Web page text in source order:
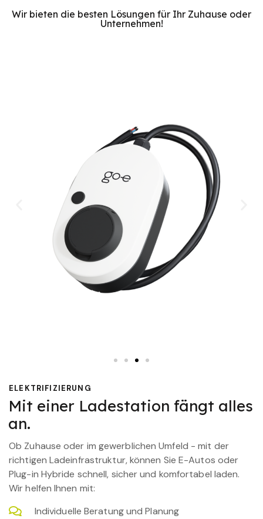
Wir bieten die besten Lösungen für Ihr Zuhause oder
Unternehmen!
ELEKTRIFIZIERUNG
Mit einer Ladestation fängt alles
an.
Ob Zuhause oder im gewerblichen Umfeld - mit der
richtigen Ladeinfrastruktur, können Sie E-Autos oder
Plug-in Hybride schnell, sicher und komfortabel laden.
Wir helfen Ihnen mit:
Individuelle Beratung und Planung